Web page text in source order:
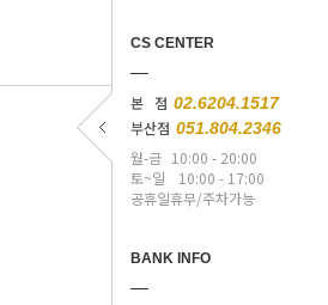
CS CENTER
본 점 02.6204.1517
부산점 051.804.2346
월-금 10:00 - 20:00
토~일
10:00 - 17:00
공휴일휴무/주차가능
BANK INFO